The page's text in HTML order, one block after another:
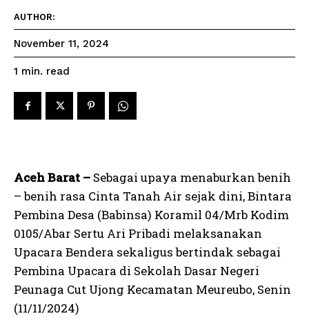
AUTHOR:
November 11, 2024
1 min. read
Aceh Barat – Sebagai upaya menaburkan benih
– benih rasa Cinta Tanah Air sejak dini, Bintara
Pembina Desa (Babinsa) Koramil 04/Mrb Kodim
0105/Abar Sertu Ari Pribadi melaksanakan
Upacara Bendera sekaligus bertindak sebagai
Pembina Upacara di Sekolah Dasar Negeri
Peunaga Cut Ujong Kecamatan Meureubo, Senin
(11/11/2024)